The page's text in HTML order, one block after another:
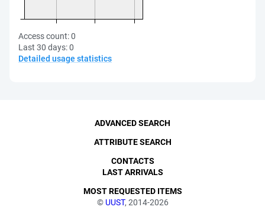
Access count:0
Last 30 days:0
Detailed usage statistics
© UUST, 2014-2026
ADVANCED SEARCH
ATTRIBUTE SEARCH
CONTACTS
LAST ARRIVALS
MOST REQUESTED ITEMS